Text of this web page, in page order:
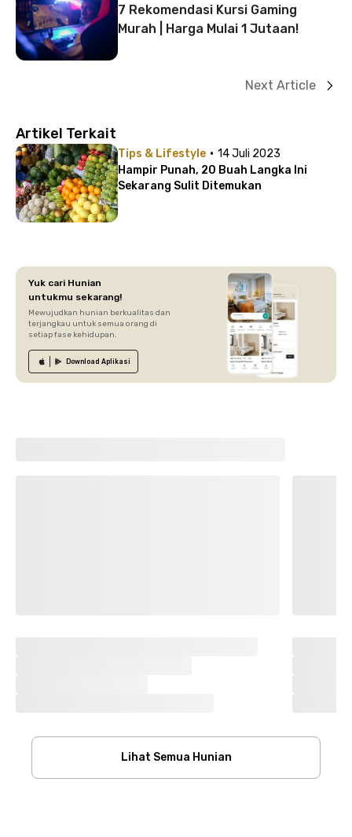
7 Rekomendasi Kursi Gaming
Murah | Harga Mulai 1 Jutaan!
Next Article
Artikel Terkait
Tips & Lifestyle · 14 Juli 2023
Hampir Punah, 20 Buah Langka Ini
Sekarang Sulit Ditemukan
Yuk cari Hunian
untukmu sekarang!
Mewujudkan hunian berkualitas dan
terjangkau untuk semua orang di
setiap fase kehidupan.
Download Aplikasi
Lihat Semua Hunian